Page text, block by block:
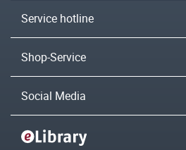
Service hotline
Shop-Service
Social Media